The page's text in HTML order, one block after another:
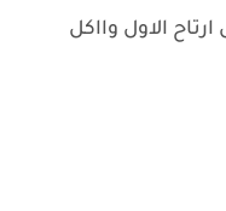
الاول وااكل